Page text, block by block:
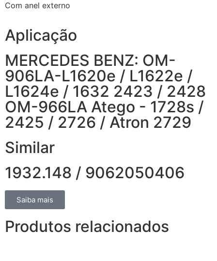
Com anel externo
Aplicação
MERCEDES BENZ: OM-
906LA-L1620e / L1622e /
L1624e / 1632 2423 / 2428
OM-966LA Atego - 1728s /
2425 / 2726 / Atron 2729
Similar
1932.148 / 9062050406
Saiba mais
Produtos relacionados